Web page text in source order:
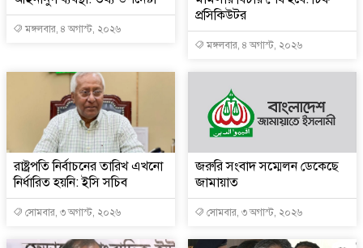
মঙ্গলবার, ৪ অগাস্ট, ২০২৬
প্রসিকিউটর
মঙ্গলবার, ৪ অগাস্ট, ২০২৬
রাষ্ট্রপতি নির্বাচনের তারিখ এখনো
নির্ধারিত হয়নি: ইসি সচিব
সোমবার, ৩ অগাস্ট, ২০২৬
জরুরি সংবাদ সম্মেলন ডেকেছে
জামায়াত
সোমবার, ৩ অগাস্ট, ২০২৬